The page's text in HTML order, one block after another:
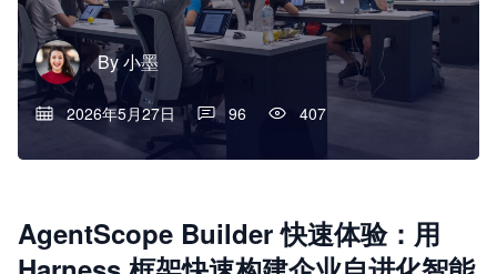
By小墨
2026年5月27日 96 407
AgentScope Builder 快速体验：用